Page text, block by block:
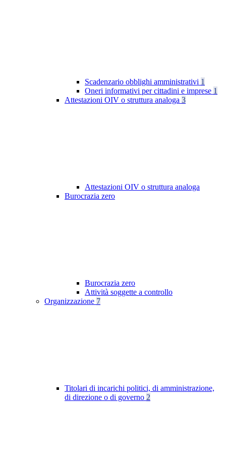
Scadenzario obblighi amministrativi 1
Oneri informativi per cittadini e imprese 1
Attestazioni OIV o struttura analoga 3
Attestazioni OIV o struttura analoga
Burocrazia zero
Burocrazia zero
Attività soggette a controllo
Organizzazione 7
Titolari di incarichi politici, di amministrazione,
di direzione o di governo 2